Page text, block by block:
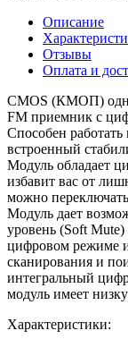
Описание
Отзывы
Оплата и
CMOS (КМОП)
FM приемник с
Способен
встроенный
Модуль обладает
избавит вас от
можно
Модуль дает
уровень (Soft Mute)
цифровом режиме
сканирования и
интегральный
модуль имеет
Характеристики: